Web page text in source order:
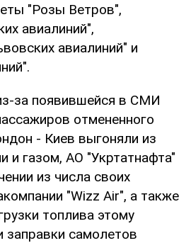
"Розы Ветров",
авиалиний",
авиалиний" и
за появившейся в СМИ
отмененного
- Киев выгоняли из
и газом, АО "Укртатнафта"
из числа своих
"Wizz Air", а также
топлива этому
заправки самолетов